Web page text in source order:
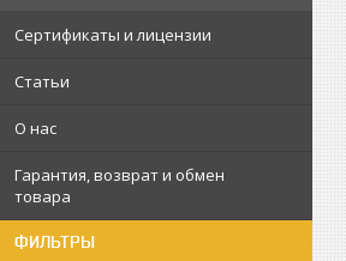
Сертификаты и лицензии
Статьи
О нас
Гарантия, возврат и обмен
товара
ФИЛЬТРЫ